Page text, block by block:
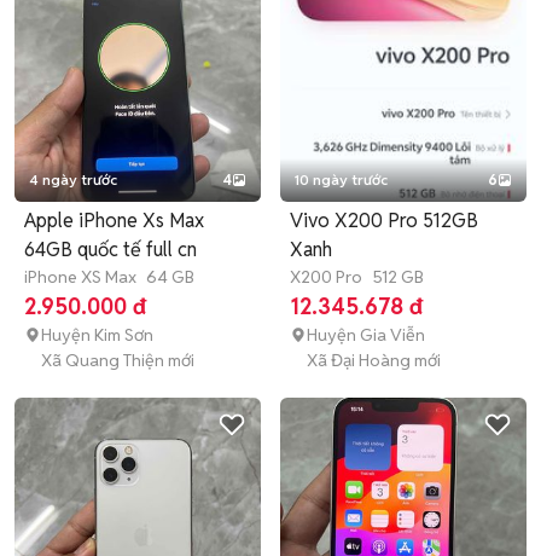
4 ngày trước 4
Apple iPhone Xs Max
64GB quốc tế full cn
iPhone XS Max 64 GB
2.950.000 đ
Huyện Kim Sơn
Xã Quang Thiện mới
10 ngày trước 6
Vivo X200 Pro 512GB
Xanh
X200 Pro 512 GB
12.345.678 đ
Huyện Gia Viễn
Xã Đại Hoàng mới